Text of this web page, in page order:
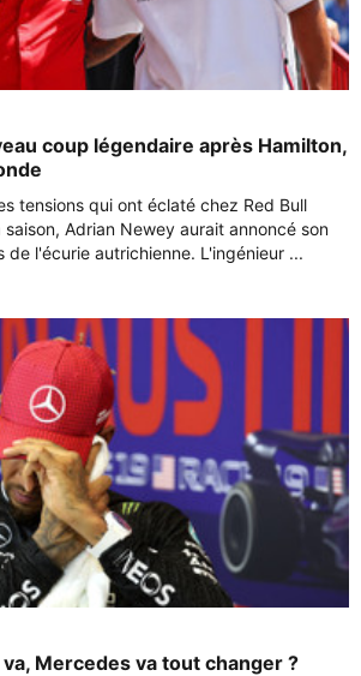
coup légendaire après Hamilton,
tensions qui ont éclaté chez Red Bull
Adrian Newey aurait annoncé son
l'écurie autrichienne. L'ingénieur ...
va, Mercedes va tout changer ?